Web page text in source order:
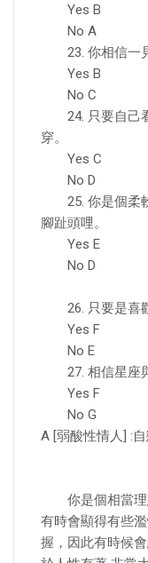
Yes B
No A
23. 你相信一見
Yes B
No C
24. 只要自己看
穿。
Yes C
No D
25. 你是個柔軟
腳趾頭哩。
Yes E
No D
26. 只要是喜歡
Yes F
No E
27. 相信星座與
Yes F
No G
A [弱酸性情人] :
你是個相當理
有時會顯得有些
握，因此有時候